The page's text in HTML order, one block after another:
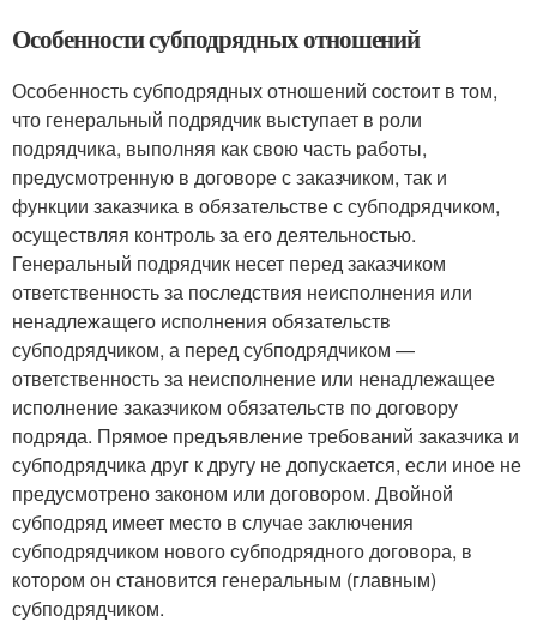
Особенности субподрядных отношений
Особенность субподрядных отношений состоит в том,
что генеральный подрядчик выступает в роли
подрядчика, выполняя как свою часть работы,
предусмотренную в договоре с заказчиком, так и
функции заказчика в обязательстве с субподрядчиком,
осуществляя контроль за его деятельностью.
Генеральный подрядчик несет перед заказчиком
ответственность за последствия неисполнения или
ненадлежащего исполнения обязательств
субподрядчиком, а перед субподрядчиком —
ответственность за неисполнение или ненадлежащее
исполнение заказчиком обязательств по договору
подряда. Прямое предъявление требований заказчика и
субподрядчика друг к другу не допускается, если иное не
предусмотрено законом или договором. Двойной
субподряд имеет место в случае заключения
субподрядчиком нового субподрядного договора, в
котором он становится генеральным (главным)
субподрядчиком.